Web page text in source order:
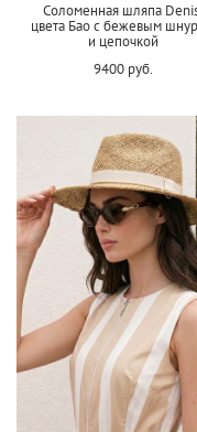
Соломенная шляпа
цвета Бао с бежевым
и цепочкой
9400 руб.